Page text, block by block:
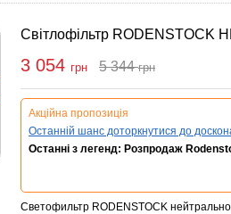
Світлофільтр RODENSTOCK
3 054 грн 5 344грн
Купити
Акційна пропозиція
Останній шанс доторкнутися до
Останні з легенд: Розпродаж
Светофильтр RODENSTOCK